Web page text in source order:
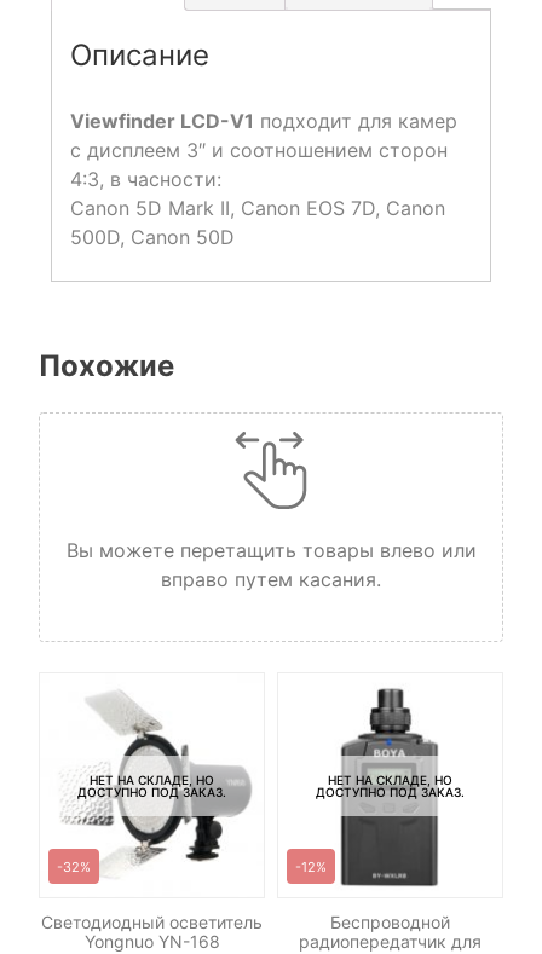
Описание
Viewfinder LCD-V1 подходит для камер
с дисплеем 3″ и соотношением сторон
4:3, в часности:
Canon 5D Mark II, Canon EOS 7D, Canon
500D, Canon 50D
Похожие
Вы можете перетащить товары влево или
вправо путем касания.
НЕТ НА СКЛАДЕ, НО
ДОСТУПНО ПОД ЗАКАЗ.
-32%
Светодиодный осветитель
Yongnuo YN-168
НЕТ НА СКЛАДЕ, НО
ДОСТУПНО ПОД ЗАКАЗ.
-12%
Беспроводной
радиопередатчик для